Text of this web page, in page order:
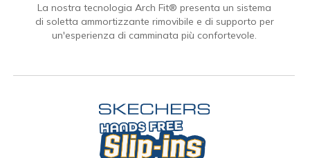
La nostra tecnologia Arch Fit® presenta un sistema
di soletta ammortizzante rimovibile e di supporto per
un'esperienza di camminata più confortevole.